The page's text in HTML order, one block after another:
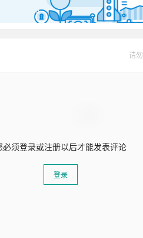
请
必须登录或注册以后才能发表评论
登录